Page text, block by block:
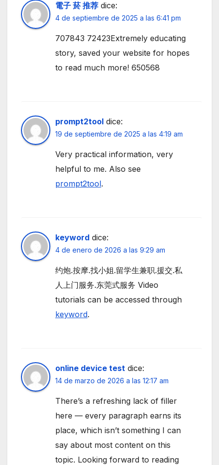
電子 菸 推荐 dice:
4 de septiembre de 2025 a las 6:41 pm
707843 72423Extremely educating
story, saved your website for hopes
to read much more! 650568
prompt2tool dice:
19 de septiembre de 2025 a las 4:19 am
Very practical information, very
helpful to me. Also see
prompt2tool.
keyword dice:
4 de enero de 2026 a las 9:29 am
约炮.按摩.找小姐.留学生兼职.援交.私
人上门服务.东莞式服务 Video
tutorials can be accessed through
keyword.
online device test dice:
14 de marzo de 2026 a las 12:17 am
There’s a refreshing lack of filler
here — every paragraph earns its
place, which isn’t something I can
say about most content on this
topic. Looking forward to reading